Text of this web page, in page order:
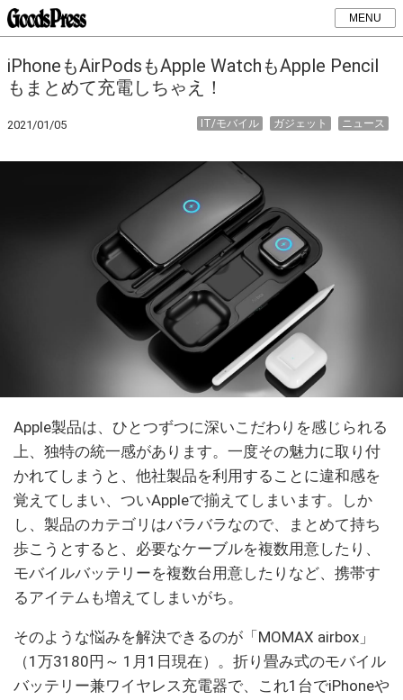
MENU
iPhoneもAirPodsもApple WatchもApple Pencil
もまとめて充電しちゃえ！
2021/01/05 ニュース
ガジェット
IT/モバイル
Apple製品は、ひとつずつに深いこだわりを感じられる
上、独特の統一感があります。一度その魅力に取り付
かれてしまうと、他社製品を利用することに違和感を
覚えてしまい、ついAppleで揃えてしまいます。しか
し、製品のカテゴリはバラバラなので、まとめて持ち
歩こうとすると、必要なケーブルを複数用意したり、
モバイルバッテリーを複数台用意したりなど、携帯す
るアイテムも増えてしまいがち。
そのような悩みを解決できるのが「MOMAX airbox」
（1万3180円～ 1月1日現在）。折り畳み式のモバイル
バッテリー兼ワイヤレス充電器で、これ1台でiPhoneや